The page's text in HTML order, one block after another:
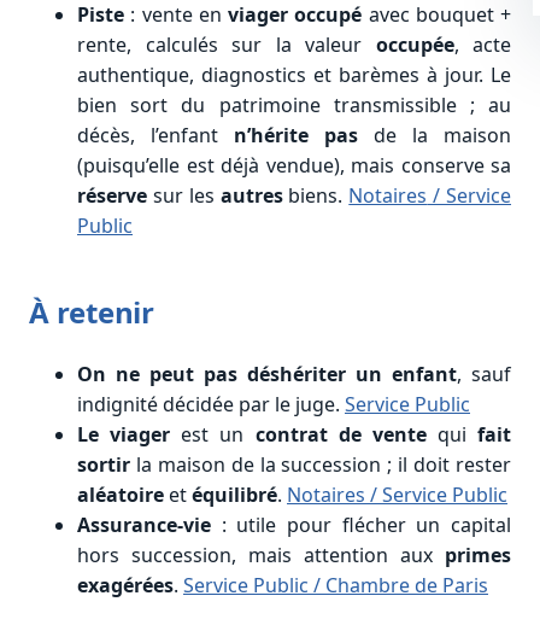
Piste : vente en viager occupé avec bouquet +
rente, calculés sur la valeur occupée, acte
authentique, diagnostics et barèmes à jour. Le
bien sort du patrimoine transmissible ; au
décès, l’enfant n’hérite pas de la maison
(puisqu’elle est déjà vendue), mais conserve sa
réserve sur les autresbiens. Notaires / Service
Public
À retenir
On ne peut pas déshériter un enfant, sauf
indignité décidée par le juge. Service Public
Le viager est un contrat de ventequi fait
sortir la maison de la succession ; il doit rester
aléatoireetéquilibré. Notaires / Service Public
Assurance-vie : utile pour flécher un capital
hors succession, mais attention aux primes
exagérées. Service Public / Chambre de Paris